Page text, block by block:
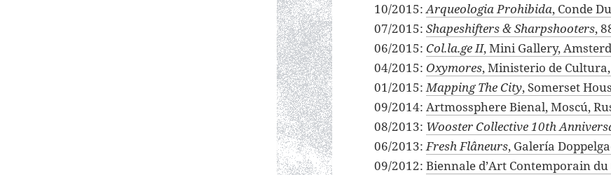
10/2015:Arqueologia Prohibida, Conde
07/2015: Shapeshifters & Sharpshooters,
06/2015: Col.la.ge II, Mini Gallery,
04/2015: Oxymores, Ministerio de
01/2015:Mapping The City, Somerset
09/2014: Artmossphere Bienal, Moscú,
08/2013: Wooster Collective 10th
06/2013:Fresh Flâneurs, Galería
09/2012: Biennale d’Art Contemporain